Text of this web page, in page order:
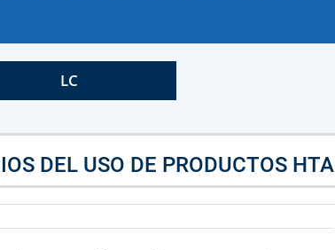
LC
DEL USO DE PRODUCTOS HTA